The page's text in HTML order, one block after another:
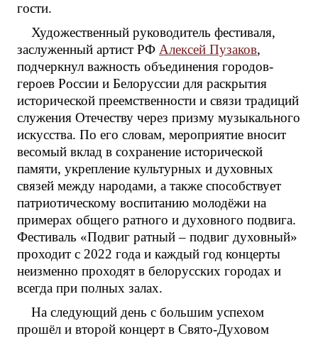
гости.
Художественный руководитель фестиваля,
заслуженный артист РФ Алексей Пузаков,
подчеркнул важность объединения городов-
героев России и Белоруссии для раскрытия
исторической преемственности и связи традиций
служения Отечеству через призму музыкального
искусства. По его словам, мероприятие вносит
весомый вклад в сохранение исторической
памяти, укрепление культурных и духовных
связей между народами, а также способствует
патриотическому воспитанию молодёжи на
примерах общего ратного и духовного подвига.
Фестиваль «Подвиг ратный – подвиг духовный»
проходит с 2022 года и каждый год концерты
неизменно проходят в белорусских городах и
всегда при полных залах.
На следующий день с большим успехом
прошёл и второй концерт в Свято-Духовом